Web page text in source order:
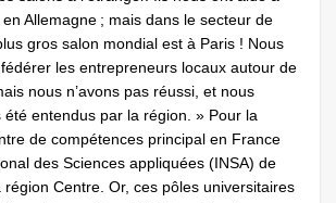
Allemagne ; mais dans le secteur de
gros salon mondial est à Paris ! Nous
les entrepreneurs locaux autour de
nous n’avons pas réussi, et nous
été entendus par la région. » Pour la
de compétences principal en France
des Sciences appliquées (INSA) de
région Centre. Or, ces pôles universitaires